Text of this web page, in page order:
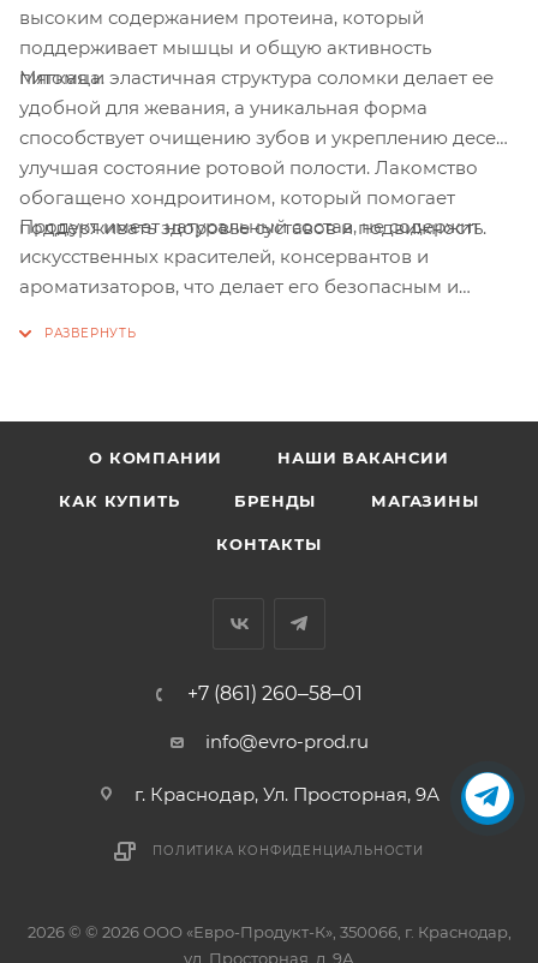
высоким содержанием протеина, который
поддерживает мышцы и общую активность
питомца.
Мягкая и эластичная структура соломки делает ее
удобной для жевания, а уникальная форма
способствует очищению зубов и укреплению десен,
улучшая состояние ротовой полости. Лакомство
обогащено хондроитином, который помогает
поддерживать здоровье суставов и подвижность.
Продукт имеет натуральный состав, не содержит
искусственных красителей, консервантов и
ароматизаторов, что делает его безопасным и
О КОМПАНИИ НАШИ ВАКАНСИИ
КАК КУПИТЬ БРЕНДЫ МАГАЗИНЫ
КОНТАКТЫ
+7 (861) 260‒58‒01
info@evro-prod.ru
г. Краснодар, ​Ул. Просторная, 9А
ПОЛИТИКА КОНФИДЕНЦИАЛЬНОСТИ
2026 © © 2026 ООО «Евро-Продукт-К», 350066, г. Краснодар,
ул. Просторная, д. 9А